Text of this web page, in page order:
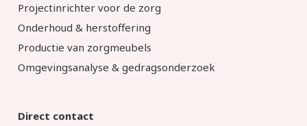
Projectinrichter voor de zorg
Onderhoud & herstoffering
Productie van zorgmeubels
Omgevingsanalyse & gedragsonderzoek
Direct contact